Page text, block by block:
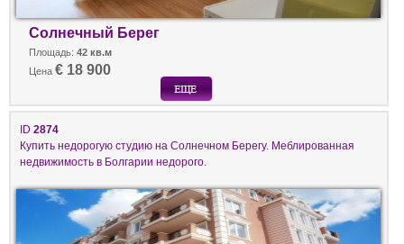
Солнечный Берег
Площадь: 42 кв.м
Цена € 18 900
ID 2874
Купить недорогую студию на Солнечном Берегу. Меблированная
недвижимость в Болгарии недорого.